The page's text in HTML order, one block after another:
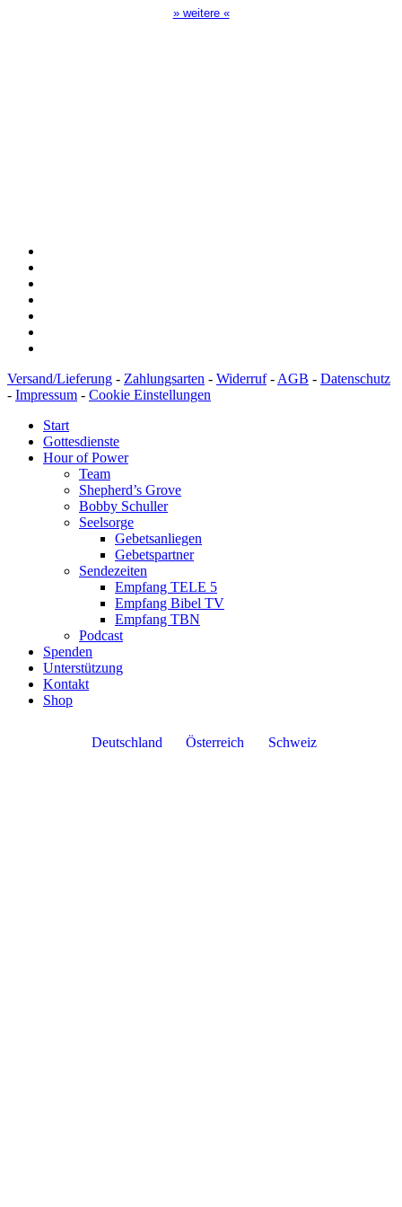
» weitere «
Versand/Lieferung - Zahlungsarten - Widerruf- AGB - Datenschutz
- Impressum - Cookie Einstellungen
Start
Gottesdienste
Hour of Power
Team
Shepherd’s Grove
Bobby Schuller
Seelsorge
Gebetsanliegen
Gebetspartner
Sendezeiten
Empfang TELE 5
Empfang Bibel TV
Empfang TBN
Podcast
Spenden
Unterstützung
Kontakt
Shop
Deutschland Österreich Schweiz